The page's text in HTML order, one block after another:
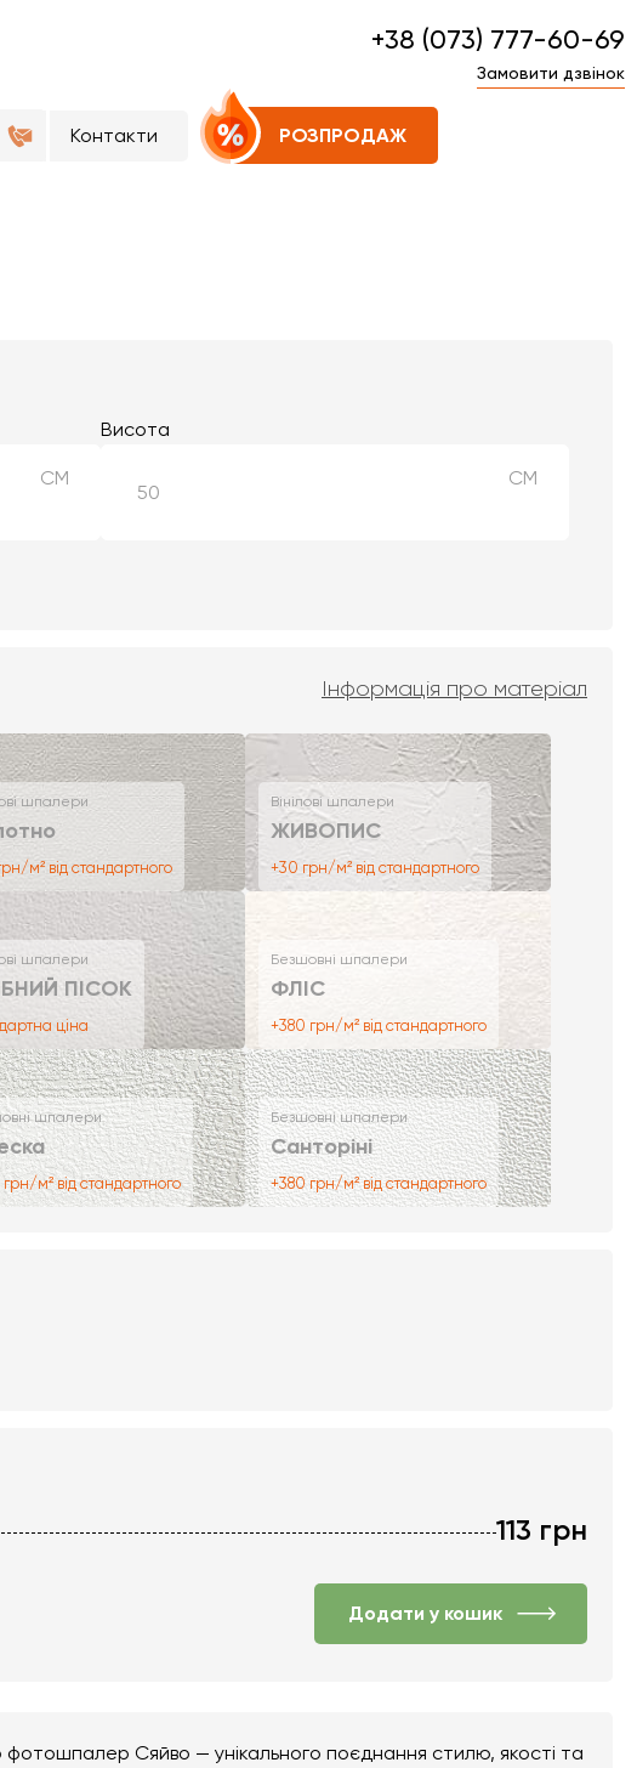
+38 (073) 777-60-69
Замовити дзвінок
Контакти РОЗПРОДАЖ
СМ
Висота
СМ
Інформація про матеріал
шпалери
м² від стандартного
Вінілові шпалери
ЖИВОПИС
+30 грн/м² від стандартного
шпалери
ПІСОК
ціна
Безшовні шпалери
ФЛІС
+380 грн/м² від стандартного
шпалери
м² від стандартного
Безшовні шпалери
Санторіні
+380 грн/м² від стандартного
113 грн
Додати у кошик
фотошпалер Сяйво — унікального поєднання стилю, якості та